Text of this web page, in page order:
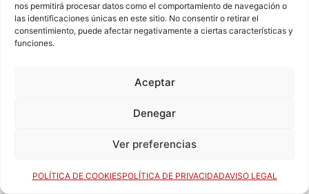
nos permitirá procesar datos como el comportamiento de navegación o
las identificaciones únicas en este sitio. No consentir o retirar el
consentimiento, puede afectar negativamente a ciertas características y
funciones.
Aceptar
Denegar
Ver preferencias
POLÍTICA DE COOKIESPOLÍTICA DE PRIVACIDADAVISO LEGAL
TEMPORADA 2004-05
TEMPORADA 2005-06